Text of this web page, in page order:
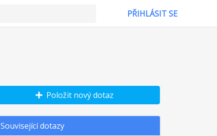
PŘIHLÁSIT SE
Položit nový dotaz
Související dotazy